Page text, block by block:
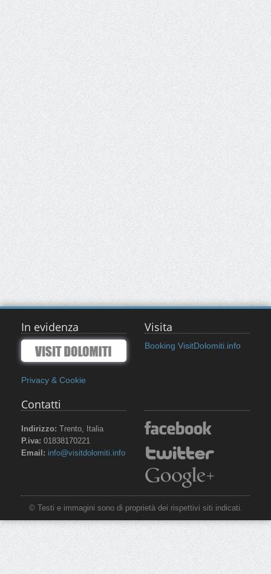
In evidenza
Privacy & Cookie
Visita
Booking VisitDolomiti.info
Contatti
Indirizzo: Trento, Italia
P.iva: 01838170221
Email: info@visitdolomiti.info
© Testi e immagini sono di proprietà dei rispettivi siti indicati.